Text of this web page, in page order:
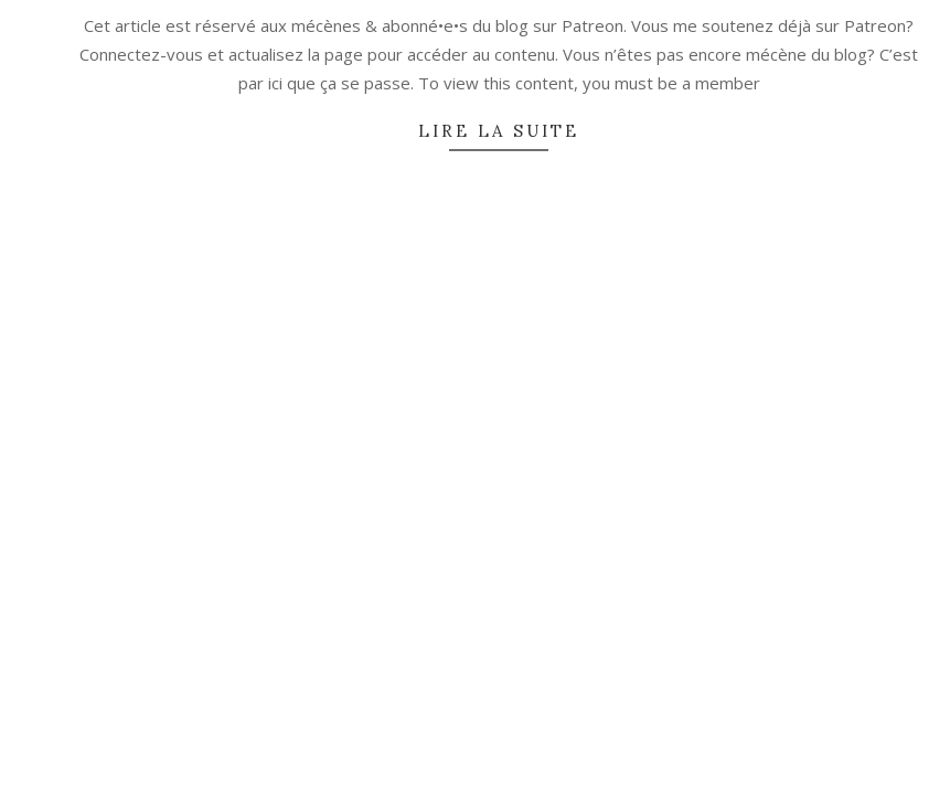
Cet article est réservé aux mécènes & abonné•e•s du blog sur Patreon. Vous me soutenez déjà sur Patreon?
Connectez-vous et actualisez la page pour accéder au contenu. Vous n’êtes pas encore mécène du blog? C’est
par ici que ça se passe. To view this content, you must be a member
LIRE LA SUITE